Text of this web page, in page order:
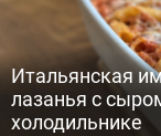
Итальянская
лазанья с
холодильнике